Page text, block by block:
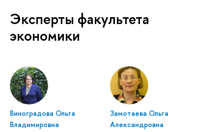
Эксперты факультета
экономики
иноградова Ольга
ладимировна
Замотаева Ольга
Александровна